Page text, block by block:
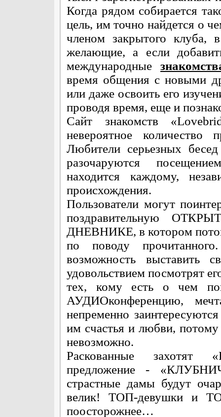
Когда рядом собирается
цель, им точно найдется о
членом закрытого клуба,
желающие, а если
международные
время общения с новыми
или даже освоить его
проводя время, еще и
Сайт знакомств
невероятное
Любители серьезных
разочаруются
находится каждому,
происхождения.
Пользователи могут
поздравительную
ДНЕВНИКЕ, в котором
по поводу прочитанного.
возможность выставить
удовольствием посмотрят
тех, кому есть о чем
АУДИОконференцию,
непременно
им счастья и любви, потому
невозможно.
Раскованные
предложение -
страстные дамы будут
велик! ТОП-девушки и
поосторожнее…